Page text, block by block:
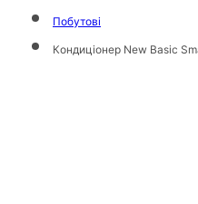
Побутові
Кондиціонер New Basic